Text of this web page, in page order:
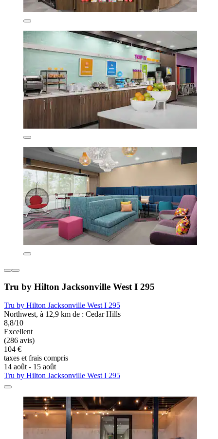
Tru by Hilton Jacksonville West I 295
Tru by Hilton Jacksonville West I 295
Northwest, à 12,9 km de : Cedar Hills
8,8/10
Excellent
(286 avis)
104 €
taxes et frais compris
14 août - 15 août
Tru by Hilton Jacksonville West I 295